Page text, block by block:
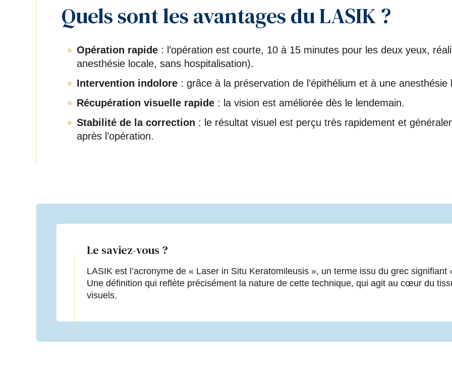
Quels sont les avantages du LASIK ?
Opération rapide : l’opération est courte, 10 à 15 minutes pour les deux yeux,
anesthésie locale, sans hospitalisation).
Intervention indolore : grâce à la préservation de l’épithélium et à une anesthésie
Récupération visuelle rapide : la vision est améliorée dès le lendemain.
Stabilité de la correction : le résultat visuel est perçu très rapidement et
après l’opération.
Le saviez-vous ?
LASIK est l’acronyme de « Laser in Situ Keratomileusis », un terme issu du grec
Une définition qui reflète précisément la nature de cette technique, qui agit au cœur du
visuels.